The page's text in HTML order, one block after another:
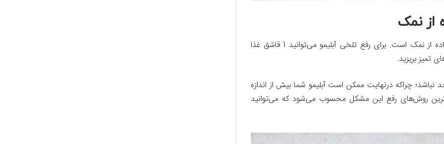
از نمک
یکی از متداول‌ترین روش‌های رفع تلخی آبلیمو، استفاده از نمک است. برای رفع تلخی آبلیمو می‌توانید 1 قاشق غذا
تمیز بریزید.
چراکه درنهایت ممکن است آبلیمو شما بیش‌ از اندازه
روش‌های رفع این مشکل محسوب می‌شود که می‌توانید